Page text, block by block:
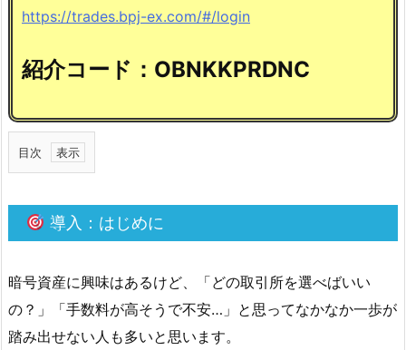
https://trades.bpj-ex.com/#/login
紹介コード：OBNKKPRDNC
目次
1.
導
じ
め
に
導入：はじめに
暗号資産に興味はあるけど、「どの取引所を選べばいい
の？」「手数料が高そうで不安…」と思ってなかなか一歩が
踏み出せない人も多いと思います。